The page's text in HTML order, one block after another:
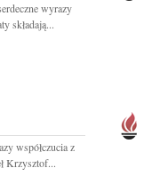
wyrazy
składają...
współczucia z
Krzysztof...